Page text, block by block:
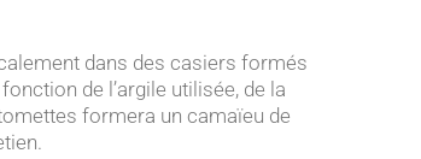
dans des casiers formés
de l’argile utilisée, de la
formera un camaïeu de